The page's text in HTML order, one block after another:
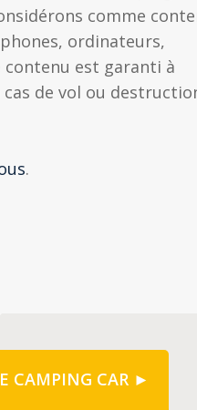
comme
ordinateurs,
est garanti à
de vol ou
.
CAMPING CAR ►